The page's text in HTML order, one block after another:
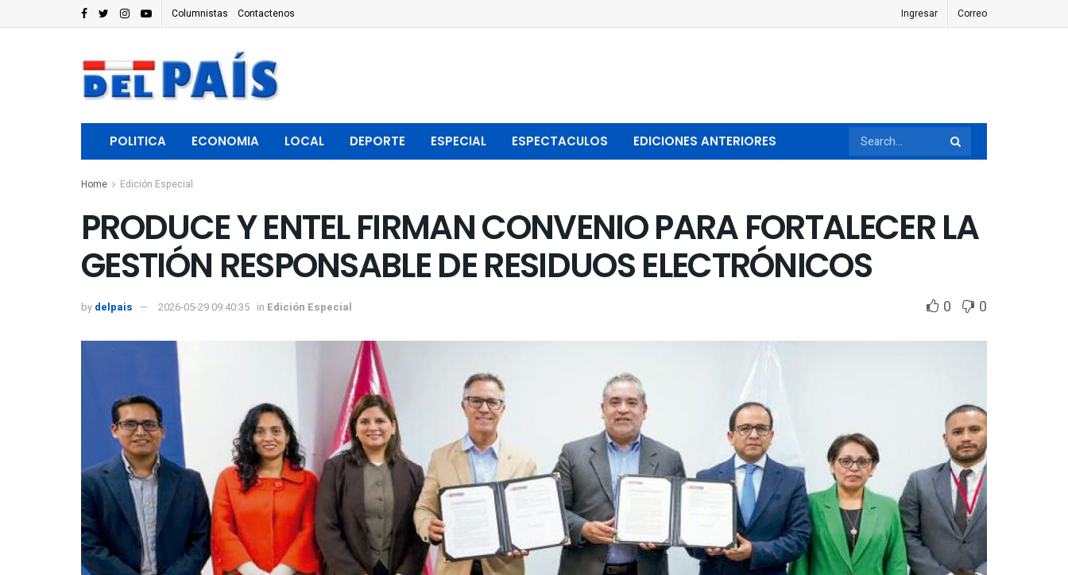
Columnistas Contactenos Ingresar Correo
POLITICA ECONOMIA LOCAL DEPORTE ESPECIAL ESPECTACULOS EDICIONES ANTERIORES
Home Edición Especial
PRODUCE Y ENTEL FIRMAN CONVENIO PARA FORTALECER LA
GESTIÓN RESPONSABLE DE RESIDUOS ELECTRÓNICOS
by delpais 2026-05-29 09:40:35 in Edición Especial 0 0